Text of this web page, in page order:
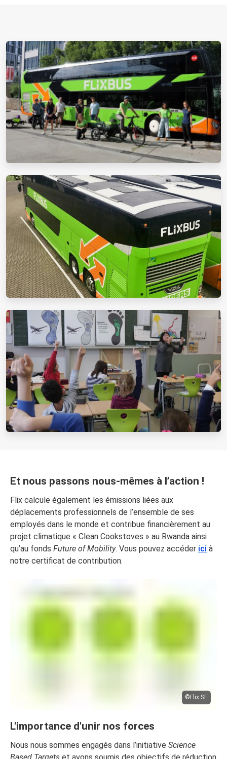
Et nous passons nous-mêmes à l’action !
Flix calcule également les émissions liées aux
déplacements professionnels de l’ensemble de ses
employés dans le monde et contribue financièrement au
projet climatique « Clean Cookstoves » au Rwanda ainsi
qu’au fonds Future of Mobility. Vous pouvez accéder ici à
notre certificat de contribution.
©Flix SE
L'importance d'unir nos forces
Nous nous sommes engagés dans l’initiative Science